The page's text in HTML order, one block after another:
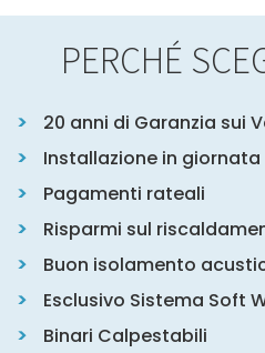
PERCHÉ
20 anni di Garanzia sui
Installazione in giornata
Pagamenti rateali
Risparmi sul
Buon isolamento
Esclusivo Sistema Soft
Binari Calpestabili